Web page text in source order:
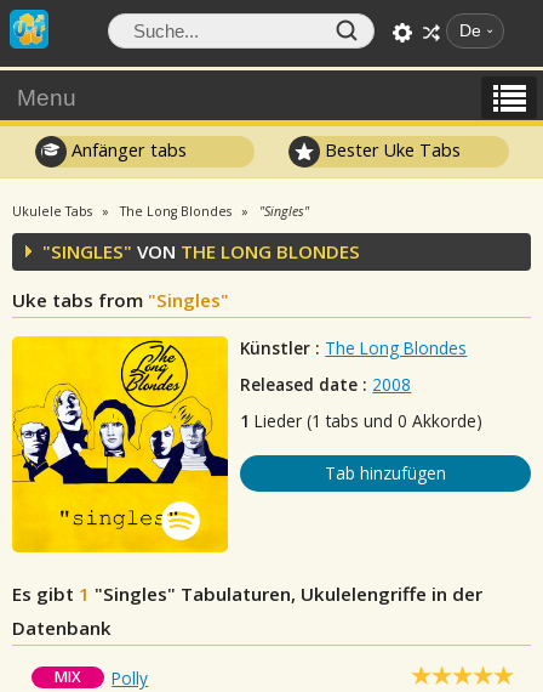
De
Menu
Anfänger tabs Bester Uke Tabs
Ukulele Tabs The Long Blondes "Singles"
"SINGLES" VON THE LONG BLONDES
Uke tabs from "Singles"
Künstler : The Long Blondes
Released date : 2008
1 Lieder (1 tabs und 0 Akkorde)
Tab hinzufügen
Es gibt 1 "Singles" Tabulaturen, Ukulelengriffe in der
Datenbank
MIX Polly